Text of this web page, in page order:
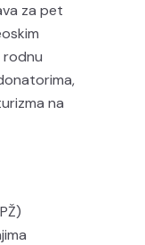
za pet
rodnu
na